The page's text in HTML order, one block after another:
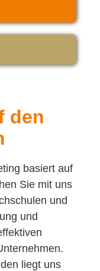
den
basiert auf
Sie mit uns
und
und
liegt uns